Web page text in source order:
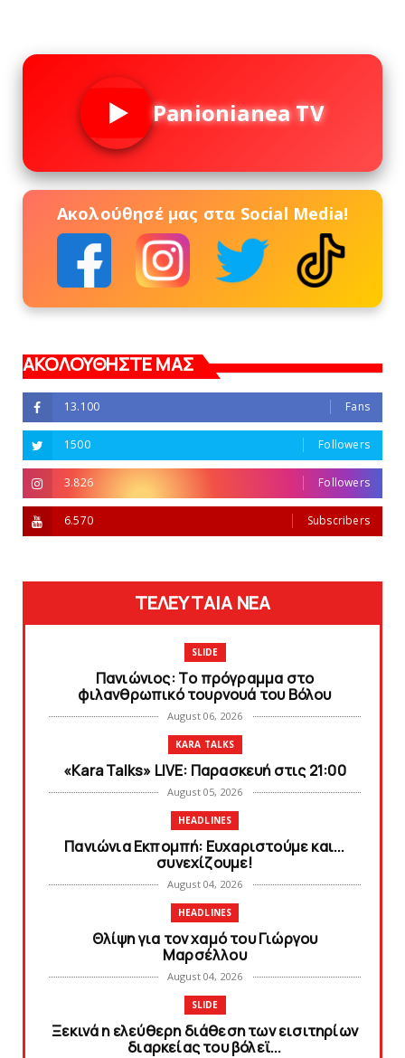
Panionianea TV
Ακολούθησέ μας στα Social Media!
ΑΚΟΛΟΥΘΗΣΤΕ ΜΑΣ
13.100 Fans
1500 Followers
3.826 Followers
6.570 Subscribers
ΤΕΛΕΥΤΑΙΑ ΝΕΑ
SLIDE
Πανιώνιoς: Tο πρόγραμμα στο
φιλανθρωπικό τουρνουά του Bόλου
August 06, 2026
KARA TALKS
«Kara Talks» LIVE: Παρασκευή στις 21:00
August 05, 2026
HEADLINES
Πανιώνια Εκπομπή: Eυχαριστούμε και...
συνεχίζουμε!
August 04, 2026
HEADLINES
Θλίψη για τον χαμό του Γιώργου
Mαρσέλλου
August 04, 2026
SLIDE
Ξεκινά η ελεύθερη διάθεση των εισιτηρίων
διαρκείας του βόλεϊ...